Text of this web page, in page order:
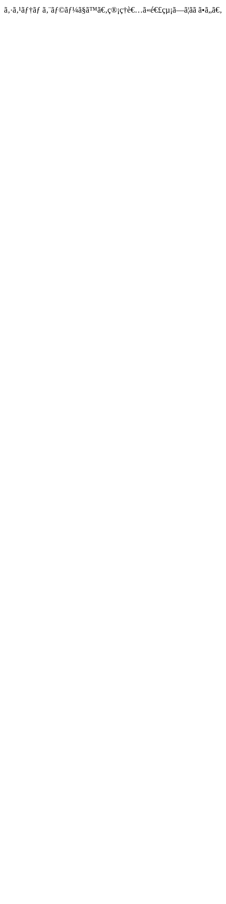
ã‚·ã‚¹ãƒ†ãƒ ã‚¨ãƒ©ãƒ¼ã§ã™ã€‚ç®¡ç†è€…ã«é€£çµ¡ã—ã¦ãã ã•ã„ã€‚